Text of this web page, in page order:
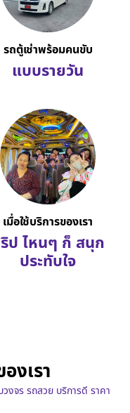
รถตู้เช่าพร้อมคนขับ
แบบรายวัน
เมื่อใช้บริการของเรา
ป ไหนๆ ก็ สนุก
ประทับใจ
งเรา
งจร รถสวย บริการดี ราคา